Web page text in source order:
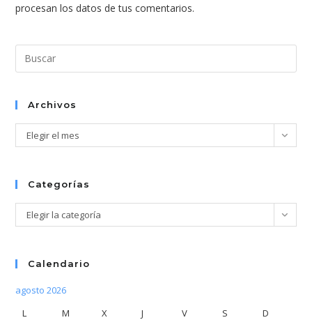
(opcional)
procesan los datos de tus comentarios.
el
Archivos
Archivos
Elegir el mes
Categorías
Categorías
Elegir la categoría
Calendario
agosto 2026
L
M X J V S D